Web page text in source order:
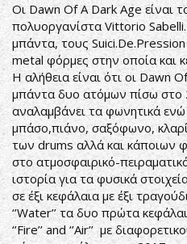
Οι Dawn Of A Dark Age είναι
πολυοργανίστα Vittorio Sabelli.
μπάντα, τους
metal φόρμες στην οποία και
Η αλήθεια είναι ότι οι Dawn
μπάντα δυο ατόμων πίσω στο
αναλαμβάνει τα φωνητικά
μπάσο,πιάνο, σαξόφωνο,
των drums αλλά και κάποιων
στο ατμοσφαιρικό-
ιστορία για τα φυσικά
σε έξι κεφάλαια με έξι
‘’Water’’ τα δυο πρώτα
‘’Fire’’ and ‘’Air’’ με